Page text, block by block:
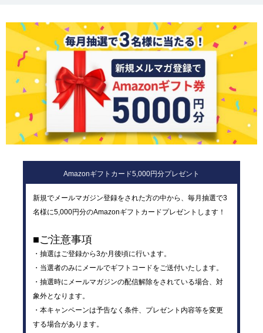
Amazonギフトカード5,000円分プレゼント
新規でメールマガジン登録をされた方の中から、毎月抽選で3
名様に5,000円分のAmazonギフトカードプレゼントします！
■ご注意事項
・抽選はご登録から3か月後頃に行います。
・当選者のみにメールでギフトコードをご送付いたします。
・抽選時にメールマガジンの配信解除をされている場合、対
象外となります。
・本キャンペーンは予告なく条件、プレゼント内容等を変更
する場合があります。